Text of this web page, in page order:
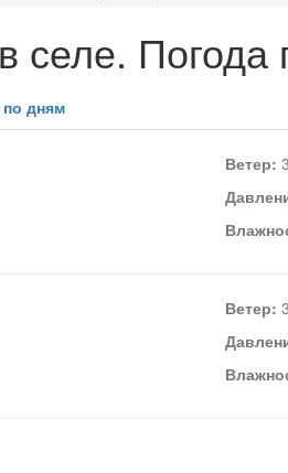
селе. Погода
дням
Ветер:
Ветер: